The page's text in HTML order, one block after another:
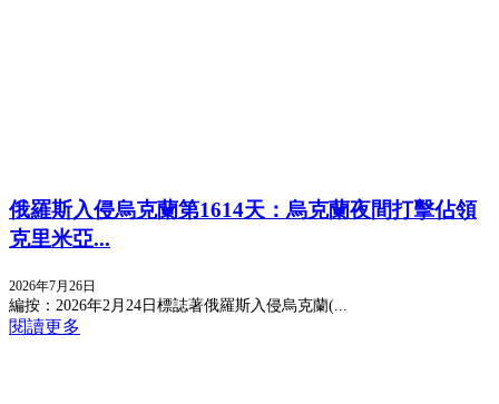
俄羅斯入侵烏克蘭第1614天：烏克蘭夜間打擊佔領
克里米亞...
2026年7月26日
編按：2026年2月24日標誌著俄羅斯入侵烏克蘭(...
閱讀更多